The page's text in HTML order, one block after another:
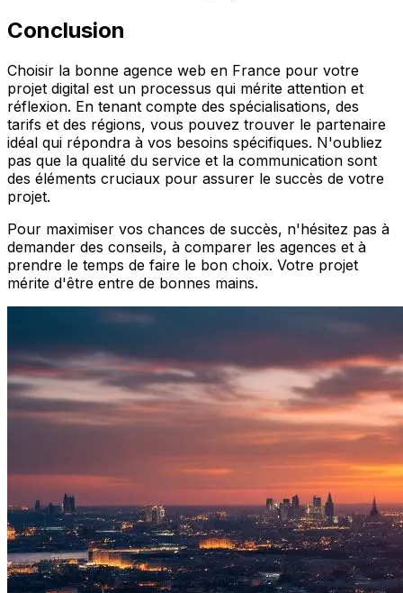
Conclusion
Choisir la bonne agence web en France pour votre
projet digital est un processus qui mérite attention et
réflexion. En tenant compte des spécialisations, des
tarifs et des régions, vous pouvez trouver le partenaire
idéal qui répondra à vos besoins spécifiques. N'oubliez
pas que la qualité du service et la communication sont
des éléments cruciaux pour assurer le succès de votre
projet.
Pour maximiser vos chances de succès, n'hésitez pas à
demander des conseils, à comparer les agences et à
prendre le temps de faire le bon choix. Votre projet
mérite d'être entre de bonnes mains.